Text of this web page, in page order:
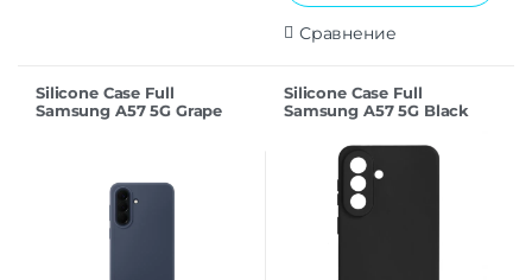
Сравнение
Silicone Case Full
Samsung A57 5G Grape
Silicone Case Full
Samsung A57 5G Black